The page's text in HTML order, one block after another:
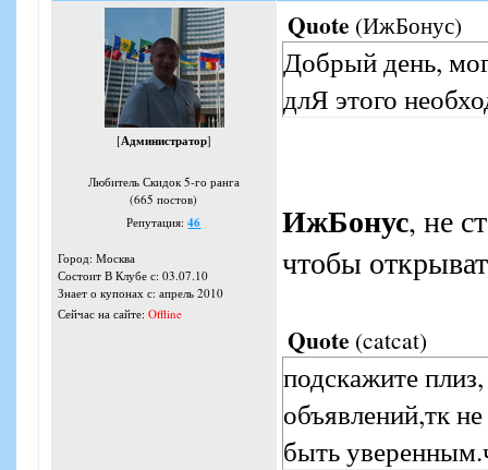
[Администратор]
Любитель Скидок 5-го ранга
(665 постов)
Репутация:46
Город: Москва
Состоит В Клубе с: 03.07.10
Знает о купонах с: апрель 2010
Сейчас на сайте: Offline
Quote (ИжБонус)
Добрый день,
длЯ этого
ИжБонус, не
чтобы
Quote (catcat)
подскажите
объявлений,тк
быть